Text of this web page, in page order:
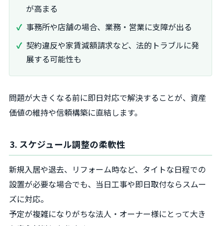
が高まる
事務所や店舗の場合、業務・営業に支障が出る
契約違反や家賃減額請求など、法的トラブルに発
展する可能性も
問題が大きくなる前に即日対応で解決することが、資産
価値の維持や信頼構築に直結します。
3. スケジュール調整の柔軟性
新規入居や退去、リフォーム時など、タイトな日程での
設置が必要な場合でも、当日工事や即日取付ならスムー
ズに対応。
予定が複雑になりがちな法人・オーナー様にとって大き